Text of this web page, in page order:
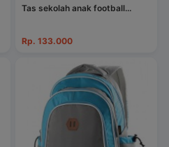
Tas sekolah anak football...
Rp. 133.000